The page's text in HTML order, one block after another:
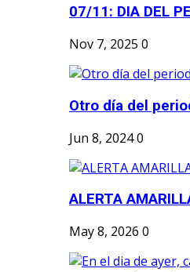
07/11: DIA DEL
Nov 7, 2025 0
Otro día del
Jun 8, 20240
ALERTA
May 8, 2026 0